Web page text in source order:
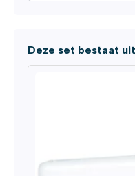
Deze set bestaat